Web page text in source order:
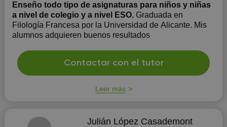
Enseño todo tipo de asignaturas para niños y niñas
a nivel de colegio y a nivel ESO. Graduada en
Filología Francesa por la Universidad de Alicante. Mis
alumnos adquieren buenos resultados
Contactar con el tutor
Leer más
Julián López Casademont